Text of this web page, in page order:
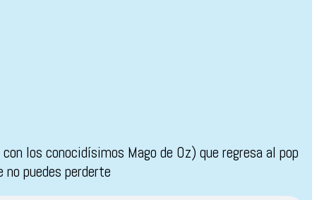
los conocidísimos Mago de Oz) que regresa al pop
puedes perderte